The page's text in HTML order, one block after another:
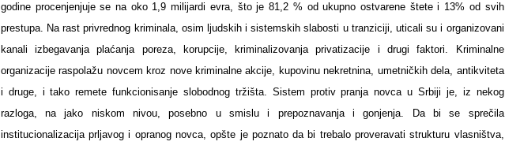
godine procenjenjuje se na oko 1,9 milijardi evra, što je 81,2 % od ukupno ostvarene štete i 13% od svih
prestupa. Na rast privrednog kriminala, osim ljudskih i sistemskih slabosti u tranziciji, uticali su i organizovani
kanali izbegavanja plaćanja poreza, korupcije, kriminalizovanja privatizacije i drugi faktori. Kriminalne
organizacije raspolažu novcem kroz nove kriminalne akcije, kupovinu nekretnina, umetničkih dela, antikviteta
i druge, i tako remete funkcionisanje slobodnog tržišta. Sistem protiv pranja novca u Srbiji je, iz nekog
razloga, na jako niskom nivou, posebno u smislu i prepoznavanja i gonjenja. Da bi se sprečila
institucionalizacija prljavog i opranog novca, opšte je poznato da bi trebalo proveravati strukturu vlasništva,